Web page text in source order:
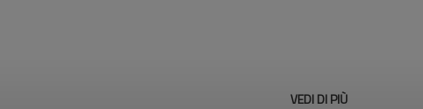
VEDI DI PIÙ